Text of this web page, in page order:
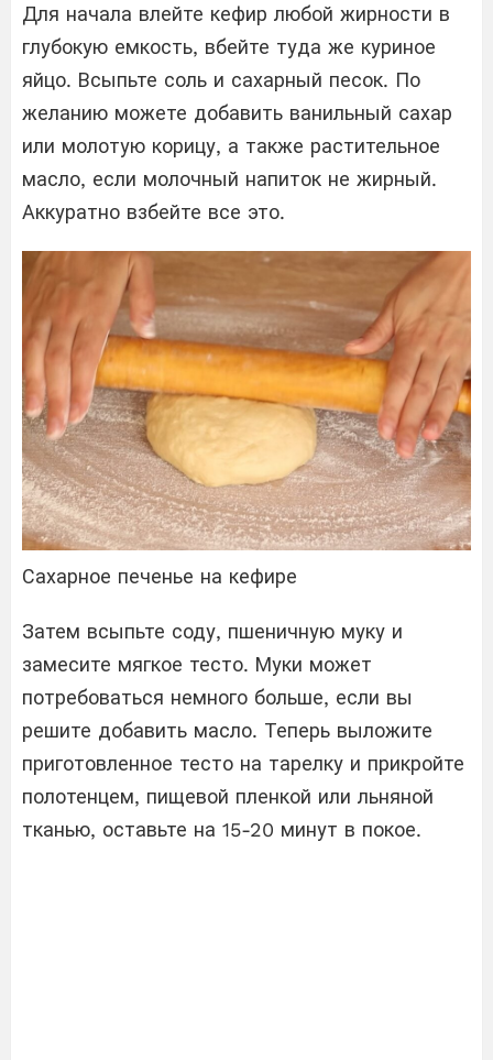
Для начала влейте кефир любой жирности в
глубокую емкость, вбейте туда же куриное
яйцо. Всыпьте соль и сахарный песок. По
желанию можете добавить ванильный сахар
или молотую корицу, а также растительное
масло, если молочный напиток не жирный.
Аккуратно взбейте все это.
Сахарное печенье на кефире
Затем всыпьте соду, пшеничную муку и
замесите мягкое тесто. Муки может
потребоваться немного больше, если вы
решите добавить масло. Теперь выложите
приготовленное тесто на тарелку и прикройте
полотенцем, пищевой пленкой или льняной
тканью, оставьте на 15-20 минут в покое.